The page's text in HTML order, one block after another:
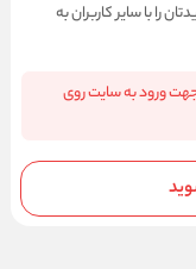
را با سایر کاربران به
جهت ورود به سایت روی